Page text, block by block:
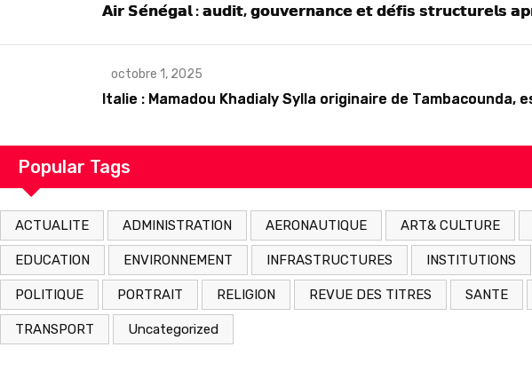
𝗔𝗶𝗿 𝗦𝗲́𝗻𝗲́𝗴𝗮𝗹 : 𝗮𝘂𝗱𝗶𝘁, 𝗴𝗼𝘂𝘃𝗲𝗿𝗻𝗮𝗻𝗰𝗲 𝗲𝘁 𝗱𝗲́𝗳𝗶𝘀 𝘀𝘁𝗿𝘂𝗰𝘁𝘂𝗿𝗲𝗹𝘀
octobre 1, 2025
Italie : Mamadou Khadialy Sylla originaire de
Popular Tags
ACTUALITE ADMINISTRATION AERONAUTIQUE ART& CULTURE
EDUCATION ENVIRONNEMENT INFRASTRUCTURES INSTITUTIONS
POLITIQUE PORTRAIT RELIGION REVUE DES TITRES SANTE
TRANSPORT Uncategorized